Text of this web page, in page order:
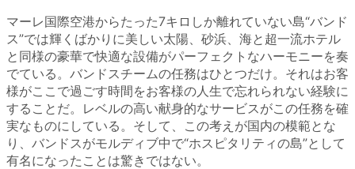
マーレ国際空港からたった7キロしか離れていない島“バンド
ス”では輝くばかりに美しい太陽、砂浜、海と超一流ホテル
と同様の豪華で快適な設備がパーフェクトなハーモニーを奏
でている。バンドスチームの任務はひとつだけ。それはお客
様がここで過ごす時間をお客様の人生で忘れられない経験に
することだ。レベルの高い献身的なサービスがこの任務を確
実なものにしている。そして、この考えが国内の模範とな
り、バンドスがモルディブ中で“ホスピタリティの島”として
有名になったことは驚きではない。